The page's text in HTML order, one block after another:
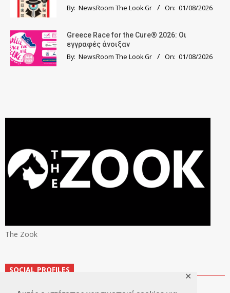
✕
By: NewsRoom The Look.Gr On: 01/08/2026
Greece Race for the Cure® 2026: Οι
εγγραφές άνοιξαν
By: NewsRoom The Look.Gr On: 01/08/2026
The Zook
SOCIAL PROFILES